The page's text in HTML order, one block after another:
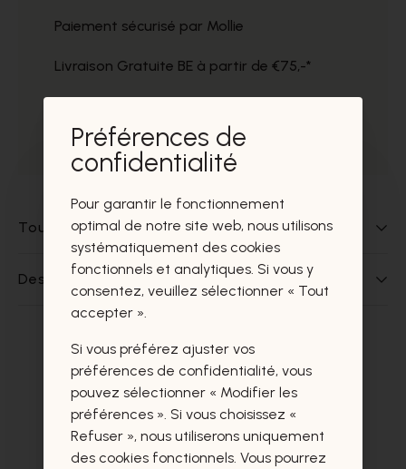
Paiement sécurisé par Mollie
Livraison Gratuite BE à partir de €75,-*
Prélèvement gratuit dans nos magasins
Tout sur ce produit
Des questions sur ce produit?
Ces produits vous intéresseront
certainement aussi.
Préférences de
confidentialité
Pour garantir le fonctionnement
optimal de notre site web, nous utilisons
systématiquement des cookies
fonctionnels et analytiques. Si vous y
consentez, veuillez sélectionner « Tout
accepter ».
Si vous préférez ajuster vos
préférences de confidentialité, vous
pouvez sélectionner « Modifier les
préférences ». Si vous choisissez «
Refuser », nous utiliserons uniquement
des cookies fonctionnels. Vous pourrez